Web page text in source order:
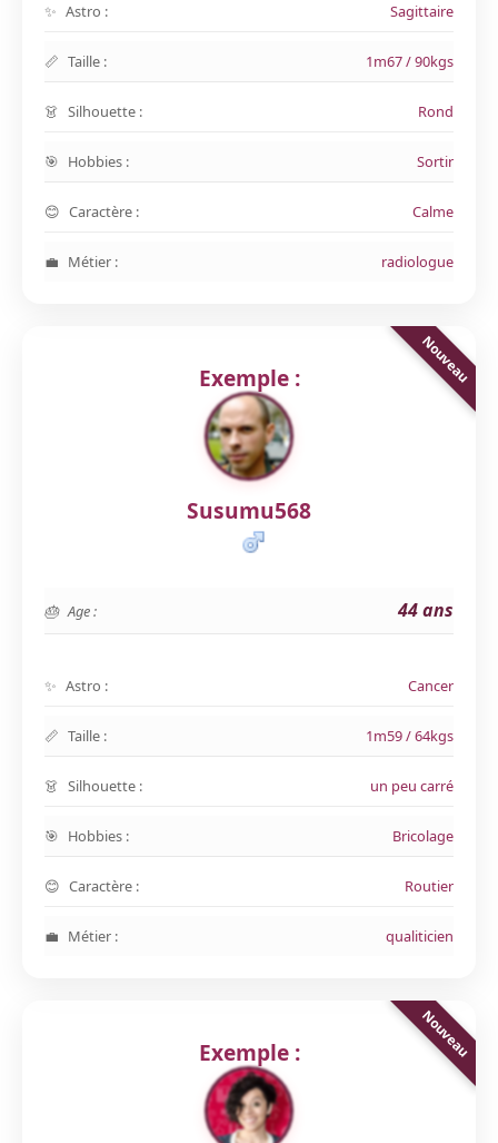
Astro : Sagittaire
Taille : 1m67 / 90kgs
Silhouette : Rond
Hobbies : Sortir
Caractère : Calme
Métier : radiologue
Exemple :
Susumu568
Age : 44 ans
Astro : Cancer
Taille : 1m59 / 64kgs
Silhouette : un peu carré
Hobbies : Bricolage
Caractère : Routier
Métier : qualiticien
Exemple :